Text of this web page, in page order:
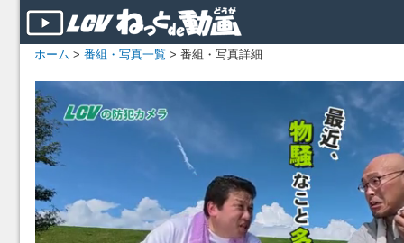
ホーム > 番組・写真一覧 > 番組・写真詳細